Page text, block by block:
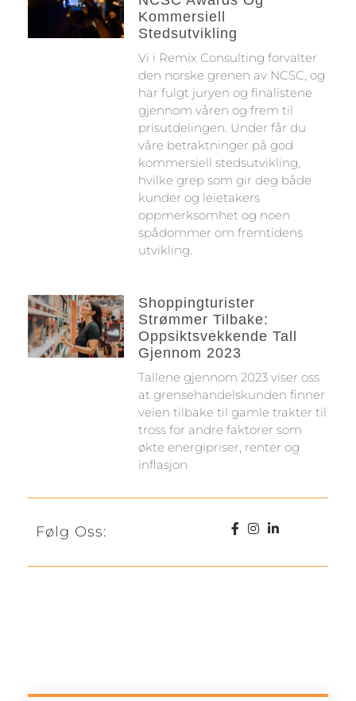
Kommersiell
Stedsutvikling
Vi i Remix Consulting forvalter
den norske grenen av NCSC, og
har fulgt juryen og finalistene
gjennom våren og frem til
prisutdelingen. Under får du
våre betraktninger på god
kommersiell stedsutvikling,
hvilke grep som gir deg både
kunder og leietakers
oppmerksomhet og noen
spådommer om fremtidens
utvikling.
Shoppingturister
Strømmer Tilbake:
Oppsiktsvekkende Tall
Gjennom 2023
Tallene gjennom 2023 viser oss
at grensehandelskunden finner
veien tilbake til gamle trakter til
tross for andre faktorer som
økte energipriser, renter og
inflasjon
Følg Oss: